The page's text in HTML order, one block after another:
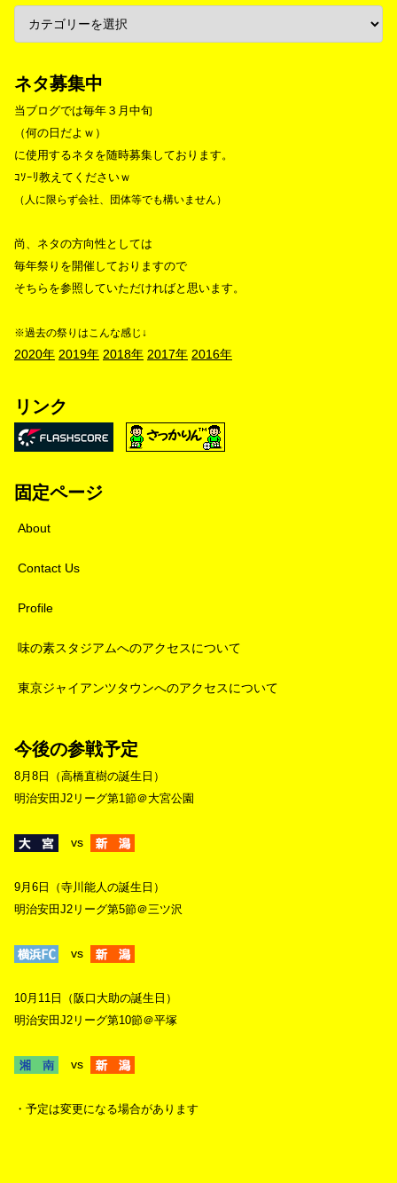
ネタ募集中
当ブログでは毎年３月中旬
（何の日だよｗ）
に使用するネタを随時募集しております。
ｺｿｰﾘ教えてくださいｗ
（人に限らず会社、団体等でも構いません）
尚、ネタの方向性としては
毎年祭りを開催しておりますので
そちらを参照していただければと思います。
※過去の祭りはこんな感じ↓
2020年 2019年 2018年 2017年 2016年
リンク
固定ページ
About
Contact Us
Profile
味の素スタジアムへのアクセスについて
東京ジャイアンツタウンへのアクセスについて
今後の参戦予定
8月8日（高橋直樹の誕生日）
明治安田J2リーグ第1節＠大宮公園
vs
9月6日（寺川能人の誕生日）
明治安田J2リーグ第5節＠三ツ沢
vs
10月11日（阪口大助の誕生日）
明治安田J2リーグ第10節＠平塚
vs
・予定は変更になる場合があります